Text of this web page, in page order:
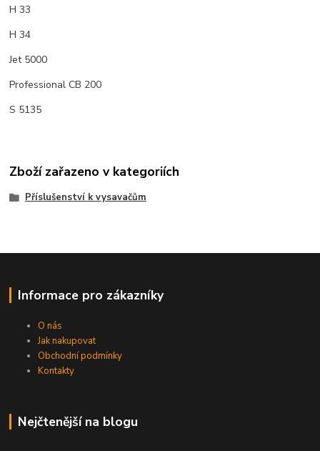
H 33
H 34
Jet 5000
Professional CB 200
S 5135
Zboží zařazeno v kategoriích
Příslušenství k vysavačům
Informace pro zákazníky
O nás
Jak nakupovat
Obchodní podmínky
Kontakty
Nejčtenější na blogu